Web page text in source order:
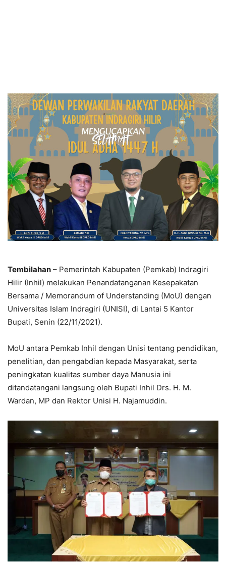
Tembilahan – Pemerintah Kabupaten (Pemkab) Indragiri
Hilir (Inhil) melakukan Penandatanganan Kesepakatan
Bersama / Memorandum of Understanding (MoU) dengan
Universitas Islam Indragiri (UNISI), di Lantai 5 Kantor
Bupati, Senin (22/11/2021).
MoU antara Pemkab Inhil dengan Unisi tentang pendidikan,
penelitian, dan pengabdian kepada Masyarakat, serta
peningkatan kualitas sumber daya Manusia ini
ditandatangani langsung oleh Bupati Inhil Drs. H. M.
Wardan, MP dan Rektor Unisi H. Najamuddin.